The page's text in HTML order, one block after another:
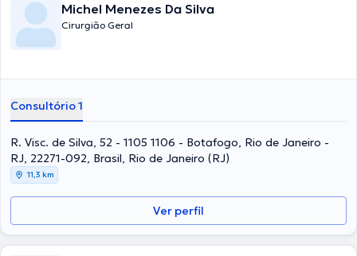
Michel Menezes Da Silva
Cirurgião Geral
Consultório 1
R. Visc. de Silva, 52 - 1105 1106 - Botafogo, Rio de Janeiro -
RJ, 22271-092, Brasil, Rio de Janeiro (RJ)
11,3 km
Ver perfil